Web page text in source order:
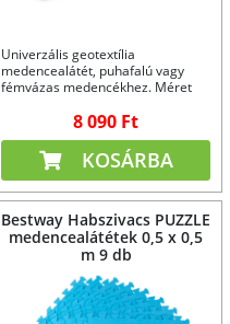
Univerzális geotextília
medencealátét, puhafalú vagy
fémvázas medencékhez. Méret
8 090 Ft
KOSÁRBA
Bestway Habszivacs PUZZLE
medencealátétek 0,5 x 0,5
m 9 db